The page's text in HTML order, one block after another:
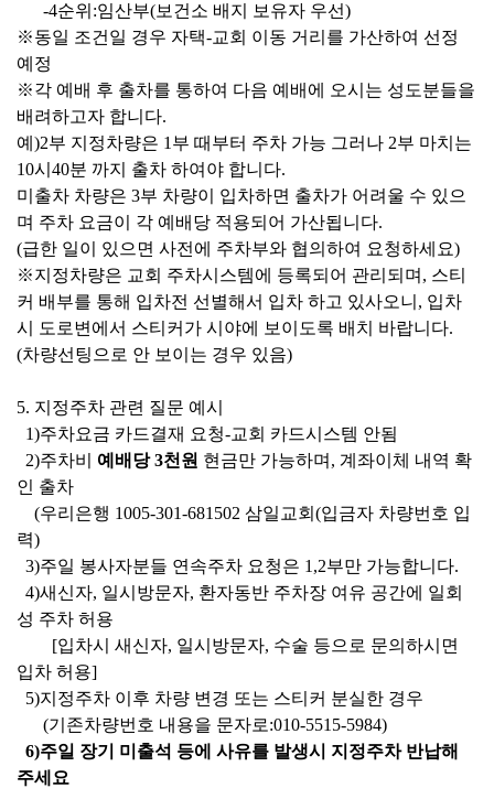
-4순위 :임산부(보건소 배지 보유자 우선)
※동일 조건일 경우 자택-교회 이동 거리를 가산하여 선정
예정
※각 예배 후 출차를 통하여 다음 예배에 오시는 성도분들을
배려하고자 합니다.
예 )2부 지정차량은 1 부 때부터 주차 가능 그러나 2부 마치는
10시 40분 까지 출차 하여야 합니다.
미출차 차량은 3부 차량이 입차하면 출차가 어려울 수 있으
며 주차 요금이 각 예배당 적용되어 가산됩니다.
(급한 일이 있으면 사전에 주차부와 협의하여 요청하세요)
※지정차량은 교회 주차시스템에 등록되어 관리되며 , 스티
커 배부를 통해 입차전 선별해서 입차 하고 있사오니 , 입차
시 도로변에서 스티커가 시야에 보이도록 배치 바랍니다.
(차량선팅으로 안 보이는 경우 있음)
5. 지정주차 관련 질문 예시
1)주차요금 카드결재 요청-교회 카드시스템 안됨
2)주차비 예배당3천원 현금만 가능하며 , 계좌이체 내역 확
인 출차
(우리은행 1005-301-681502 삼일교회 (입금자 차량번호 입
력)
3)주일 봉사자분들 연속주차 요청은 1,2부만 가능합니다.
4)새신자, 일시방문자, 환자동반 주차장 여유 공간에 일회
성 주차 허용
[입차시 새신자, 일시방문자, 수술 등으로 문의하시면
입차 허용]
5)지정주차 이후 차량 변경 또는 스티커 분실한 경우
(기존차량번호 내용을 문자로:010-5515-5984)
6)주일 장기 미출석 등에 사유를 발생시 지정주차 반납해
주세요